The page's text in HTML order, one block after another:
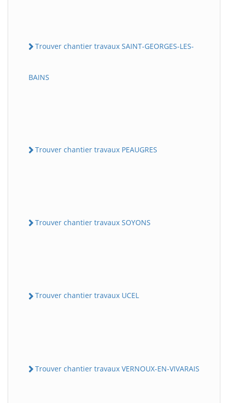
Trouver chantier travaux SAINT-GEORGES-LES-
BAINS
Trouver chantier travaux PEAUGRES
Trouver chantier travaux SOYONS
Trouver chantier travaux UCEL
Trouver chantier travaux VERNOUX-EN-VIVARAIS